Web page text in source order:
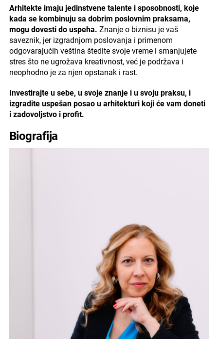
Arhitekte imaju jedinstvene talente i sposobnosti, koje
kada se kombinuju sa dobrim poslovnim praksama,
mogu dovesti do uspeha. Znanje o biznisu je vaš
saveznik, jer izgradnjom poslovanja i primenom
odgovarajućih veština štedite svoje vreme i smanjujete
stres što ne ugrožava kreativnost, već je podržava i
neophodno je za njen opstanak i rast.
Investirajte u sebe, u svoje znanje i u svoju praksu, i
izgradite uspešan posao u arhitekturi koji će vam doneti
i zadovoljstvo i profit.
Biografija